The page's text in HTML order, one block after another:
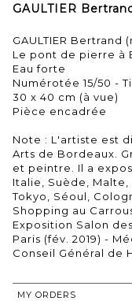
GAULTIER
GAULTIER Bertrand
Le pont de pierre à
Eau forte
Numérotée 15/50 -
30 x 40 cm (à vue)
Pièce encadrée
Note : L'artiste est
Arts de Bordeaux.
et peintre. Il a
Italie, Suède, Malte,
Tokyo, Séoul,
Shopping au
Exposition Salon
Paris (fév. 2019) -
Conseil Général de
MY ORDERS